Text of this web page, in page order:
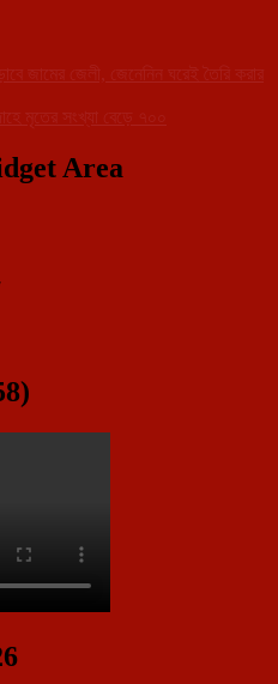
জামের জেলী, জেনেনিন ঘরেই তৈরি করার
মৃতের সংখ্যা বেড়ে ৭০০
Area